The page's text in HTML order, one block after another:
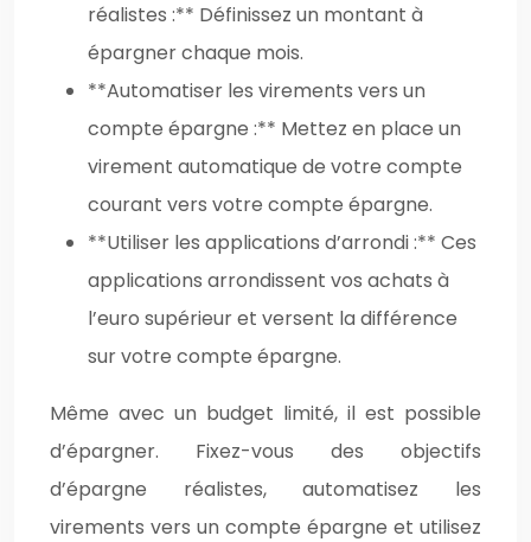
réalistes :** Définissez un montant à
épargner chaque mois.
**Automatiser les virements vers un
compte épargne :** Mettez en place un
virement automatique de votre compte
courant vers votre compte épargne.
**Utiliser les applications d’arrondi :** Ces
applications arrondissent vos achats à
l’euro supérieur et versent la différence
sur votre compte épargne.
Même avec un budget limité, il est possible
d’épargner. Fixez-vous des objectifs
d’épargne réalistes, automatisez les
virements vers un compte épargne et utilisez